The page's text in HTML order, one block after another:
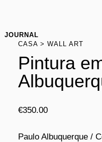
JOURNAL
CASA WALL ART
Pintura
€350.00
Paulo Albuquerque /